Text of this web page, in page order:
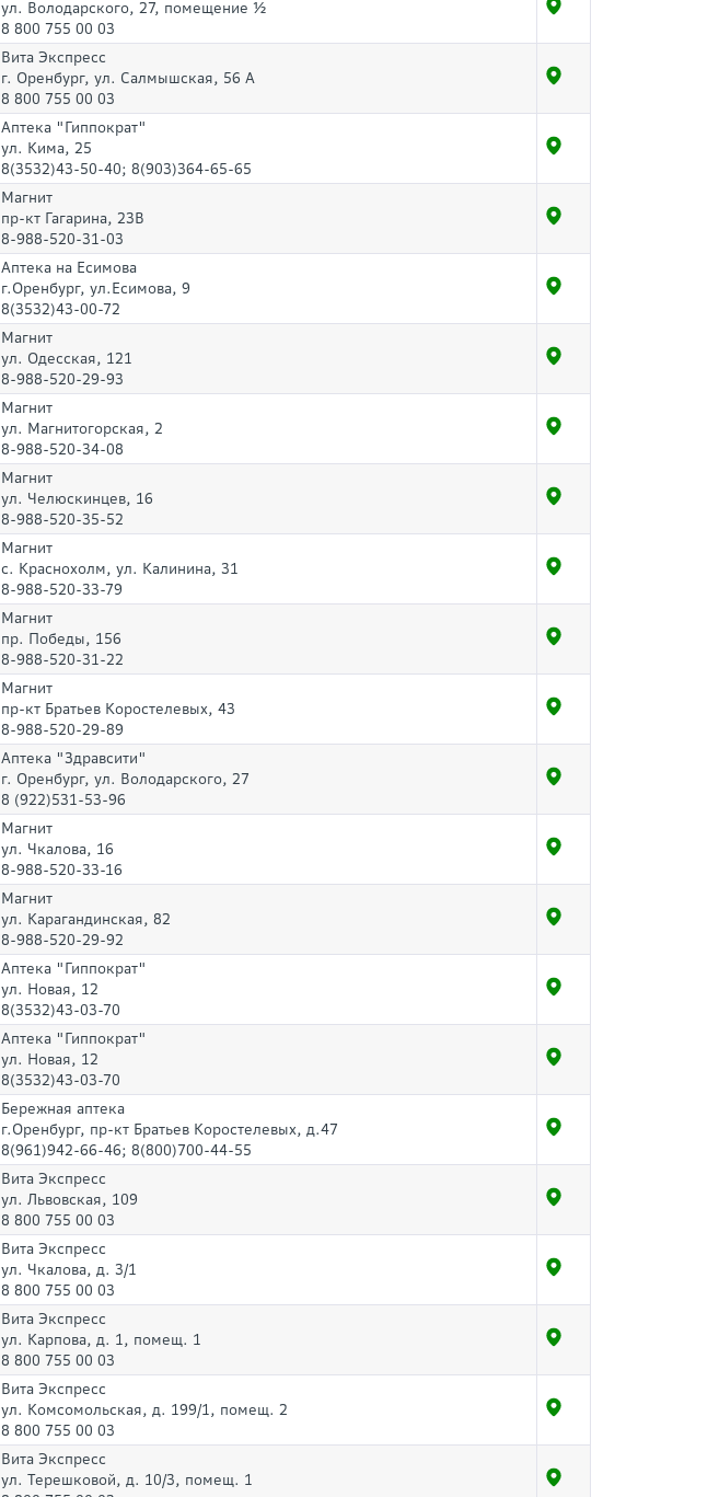
ул. Володарского, 27, помещение ½
8 800 755 00 03
Вита Экспресс
г. Оренбург, ул. Салмышская, 56 А
8 800 755 00 03
Аптека "Гиппократ"
ул. Кима, 25
8(3532)43-50-40; 8(903)364-65-65
Магнит
пр-кт Гагарина, 23В
8-988-520-31-03
Аптека на Есимова
г.Оренбург, ул.Есимова, 9
8(3532)43-00-72
Магнит
ул. Одесская, 121
8-988-520-29-93
Магнит
ул. Магнитогорская, 2
8-988-520-34-08
Магнит
ул. Челюскинцев, 16
8-988-520-35-52
Магнит
с. Краснохолм, ул. Калинина, 31
8-988-520-33-79
Магнит
пр. Победы, 156
8-988-520-31-22
Магнит
пр-кт Братьев Коростелевых, 43
8-988-520-29-89
Аптека "Здравсити"
г. Оренбург, ул. Володарского, 27
8 (922)531-53-96
Магнит
ул. Чкалова, 16
8-988-520-33-16
Магнит
ул. Карагандинская, 82
8-988-520-29-92
Аптека "Гиппократ"
ул. Новая, 12
8(3532)43-03-70
Аптека "Гиппократ"
ул. Новая, 12
8(3532)43-03-70
Бережная аптека
г.Оренбург, пр-кт Братьев Коростелевых, д.47
8(961)942-66-46; 8(800)700-44-55
Вита Экспресс
ул. Львовская, 109
8 800 755 00 03
Вита Экспресс
ул. Чкалова, д. 3/1
8 800 755 00 03
Вита Экспресс
ул. Карпова, д. 1, помещ. 1
8 800 755 00 03
Вита Экспресс
ул. Комсомольская, д. 199/1, помещ. 2
8 800 755 00 03
Вита Экспресс
ул. Терешковой, д. 10/3, помещ. 1